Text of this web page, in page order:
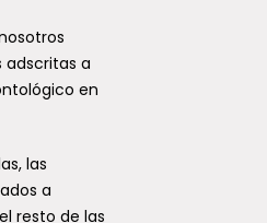
adscritas a
en
las
a
resto de las